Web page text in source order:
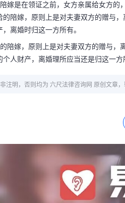
嫁是在领证之前，女方亲属给女方
的陪嫁，原则上是对夫妻双方的赠与
离婚时归这一方所有。
陪嫁，原则上是对夫妻双方的赠与，
人财产，离婚理所应当还是归这一方
注明，否则均为 六尺法律咨询网 原创文章